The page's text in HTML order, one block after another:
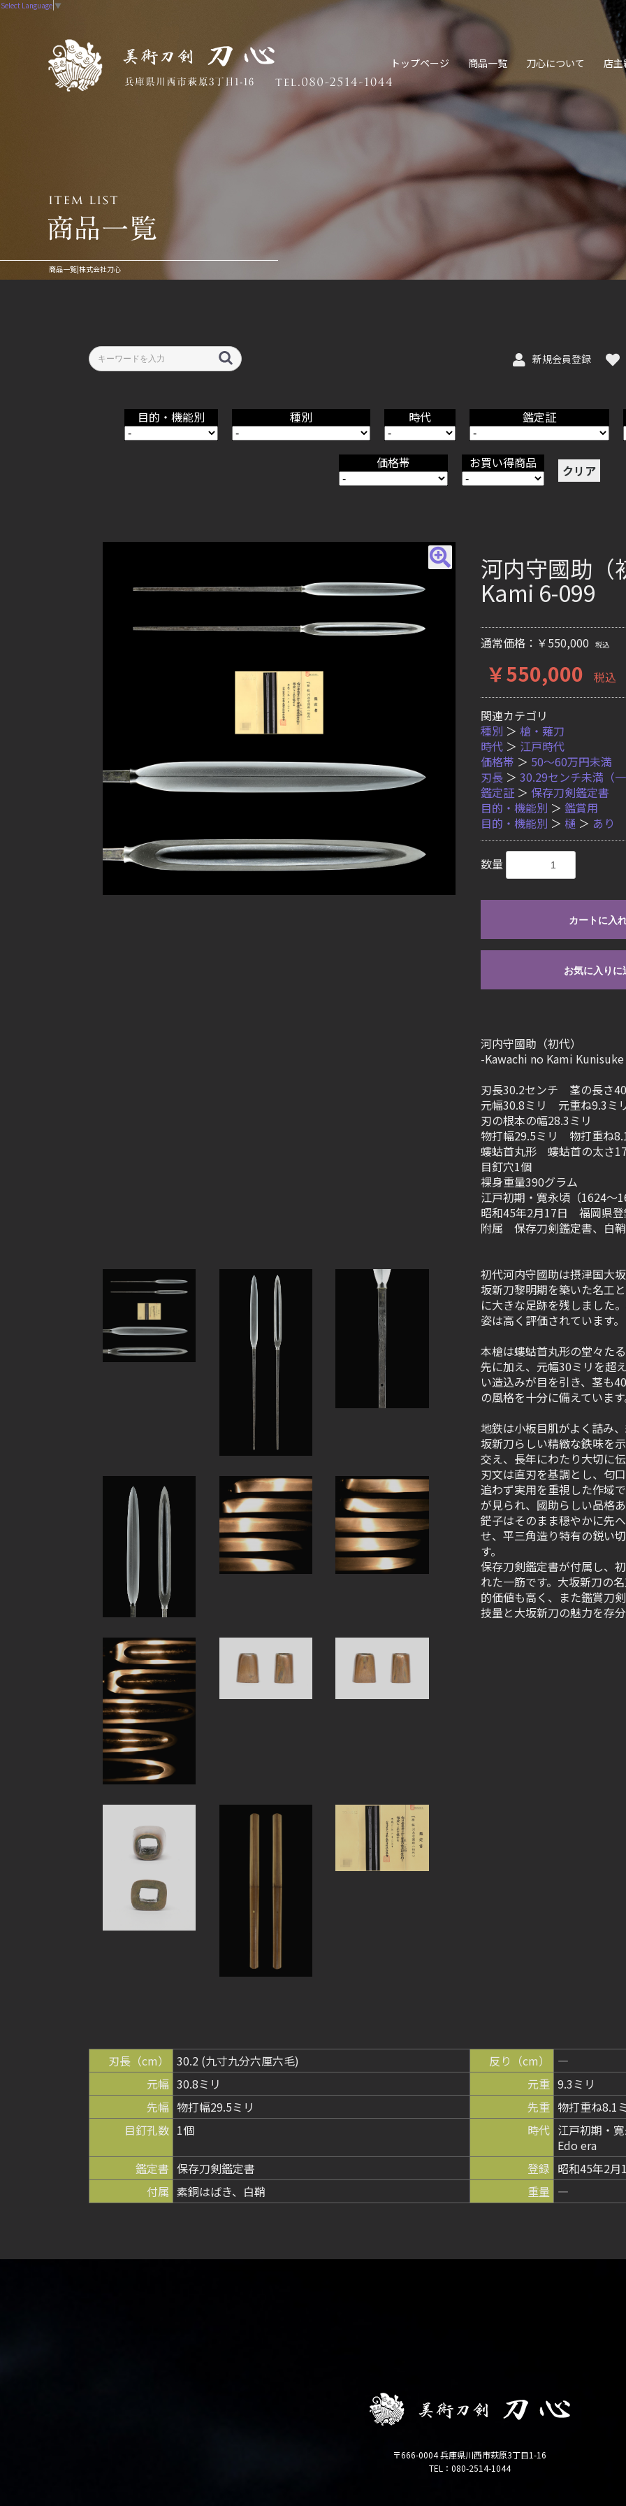
Select Language ▼
商品一覧|株式会社刀心
トップページ 商品一覧 刀心について 店主
新規会員登録
目的・機能別 種別 時代 鑑定証
価格帯 お買い得商品 クリア
河内守國助
Kami 6-099
通常価格：￥550,000 税込
￥550,000 税込
関連カテゴリ
種別 ＞ 槍・薙刀
時代 ＞ 江戸時代
価格帯 ＞ 50〜60万円未満
刃長 ＞ 30.29センチ未満（一
鑑定証 ＞ 保存刀剣鑑定書
目的・機能別 ＞ 鑑賞用
目的・機能別 ＞ 樋 ＞ あり
数量
カートに入
お気に入りに
河内守國助（初代）
-Kawachi no Kami
刃長30.2センチ 茎の長さ
元幅30.8ミリ 元重ね9.3ミ
刃の根本の幅28.3ミリ
物打幅29.5ミリ 物打重ね
螻蛄首丸形 螻蛄首の太さ
目釘穴1個
裸身重量390グラム
江戸初期・寛永頃（1624
昭和45年2月17日 福岡県登
附属 保存刀剣鑑定書、白
初代河内守國助は摂津国大
坂新刀黎明期を築いた名工
に大きな足跡を残しました
姿は高く評価されています。
本槍は螻蛄首丸形の堂々た
先に加え、元幅30ミリを超
い造込みが目を引き、茎も
の風格を十分に備えています
地鉄は小板目肌がよく詰み
坂新刀らしい精緻な鉄味を
交え、長年にわたり大切に
刃文は直刃を基調とし、匂
追わず実用を重視した作域
が見られ、國助らしい品格
鋩子はそのまま穏やかに先
せ、平三角造り特有の鋭い
す。
保存刀剣鑑定書が付属し、
れた一筋です。大坂新刀の
的価値も高く、また鑑賞刀
技量と大坂新刀の魅力を存
刃長（cm） 30.2 (九寸九分六厘六毛) 反り（cm）
―
元幅 30.8ミリ 元重 9.3ミリ
先幅 物打幅29.5ミリ 先重 物打重ね8.1
目釘孔数 1個 時代 江戸初期・
Edo era
鑑定書 保存刀剣鑑定書 登録 昭和45年2
付属 素銅はばき、白鞘 重量 ―
〒666-0004 兵庫県川西市萩原3丁目1-16
TEL：080-2514-1044